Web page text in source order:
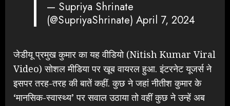
— Supriya Shrinate
(@SupriyaShrinate)April 7, 2024
जेडीयू प्रमुख कुमार का यह वीडियो (Nitish Kumar Viral
Video) सोशल मीडिया पर खूब वायरल हुआ. इंटरनेट यूजर्स ने
इसपर तरह-तरह की बातें कहीं. कुछ ने जहां नीतीश कुमार के
‘मानसिक-स्वास्थ्य’ पर सवाल उठाया तो वहीं कुछ ने उन्हें अब